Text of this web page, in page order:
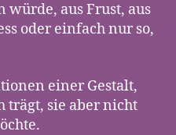
aus Frust, aus
oder einfach nur so,
einer Gestalt,
trägt, sie aber nicht